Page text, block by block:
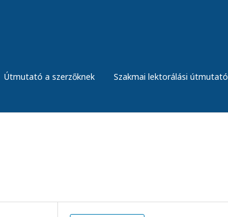
Útmutató a szerzőknek Szakmai lektorálási útmutató